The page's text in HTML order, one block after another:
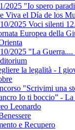
2025 "Io spero
Viva el Día de los
2025 Voci silenti
Europea della
2025 "La
la legalità - I
"Scrivimi una
Io ti boccio” - La
Leonardo
e Recupero